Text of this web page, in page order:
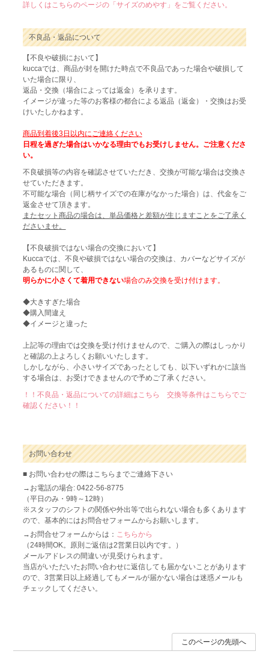
詳しくはこちらのページの「サイズのめやす」をご覧ください。
不良品・返品について
【不良や破損において】
kuccaでは、商品が封を開けた時点で不良品であった場合や破損して
いた場合に限り、
返品・交換（場合によっては返金）を承ります。
イメージが違った等のお客様の都合による返品（返金）・交換はお受
けいたしかねます。
商品到着後3日以内にご連絡ください
日程を過ぎた場合はいかなる理由でもお受けしません。ご注意くださ
い。
不良破損等の内容を確認させていただき、交換が可能な場合は交換さ
せていただきます。
不可能な場合（同じ柄サイズでの在庫がなかった場合）は、代金をご
返金させて頂きます。
またセット商品の場合は、単品価格と差額が生じますことをご了承く
ださいませ。
【不良破損ではない場合の交換において】
Kuccaでは、不良や破損ではない場合の交換は、カバーなどサイズが
あるものに関して、
明らかに小さくて着用できない場合のみ交換を受け付けます。
◆大きすぎた場合
◆購入間違え
◆イメージと違った
上記等の理由では交換を受け付けませんので、ご購入の際はしっかり
と確認の上よろしくお願いいたします。
しかしながら、小さいサイズであったとしても、以下いずれかに該当
する場合は、お受けできませんので予めご了承ください。
！！不良品・返品についての詳細はこちら 交換等条件はこちらでご
確認ください！！
お問い合わせ
■ お問い合わせの際はこちらまでご連絡下さい
→お電話の場合: 0422-56-8775
（平日のみ・9時～12時）
※スタッフのシフトの関係や外出等で出られない場合も多くあります
ので、基本的にはお問合せフォームからお願いします。
→お問合せフォームからは： こちらから
（24時間OK。原則ご返信は2営業日以内です。）
メールアドレスの間違いが見受けられます。
当店がいただいたお問い合わせに返信しても届かないことがあります
ので、3営業日以上経過してもメールが届かない場合は迷惑メールも
チェックしてください。
このページの先頭へ